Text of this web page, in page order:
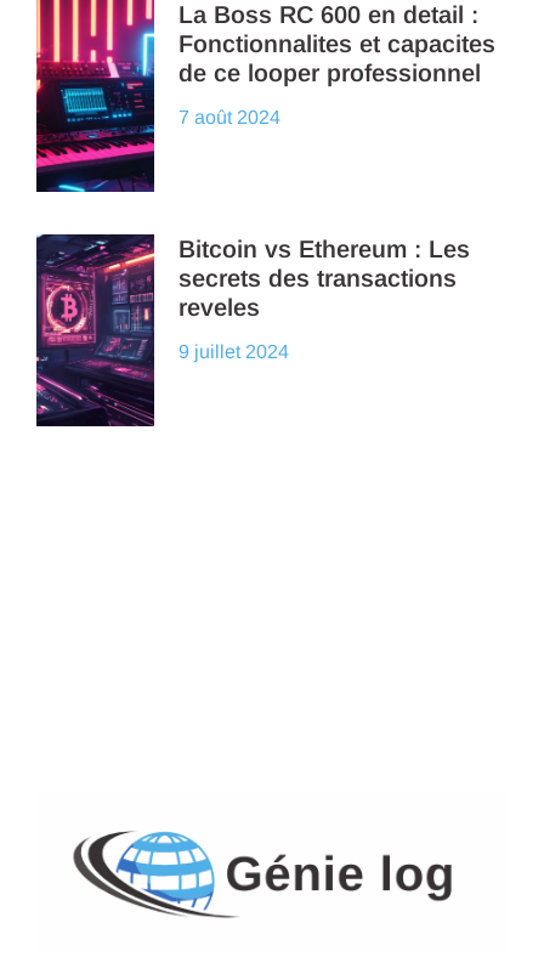
La Boss RC 600 en detail :
Fonctionnalites et capacites
de ce looper professionnel
7 août 2024
Bitcoin vs Ethereum : Les
secrets des transactions
reveles
9 juillet 2024